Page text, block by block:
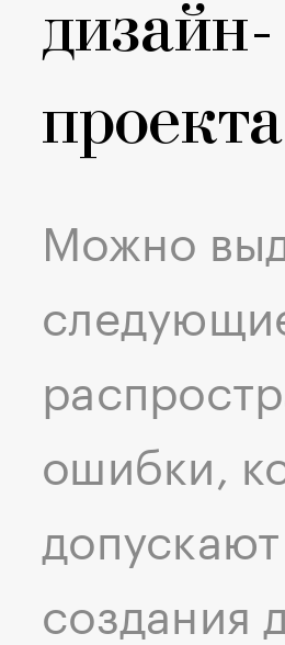
дизайн-
проекта
Можно
ошибки,
создания